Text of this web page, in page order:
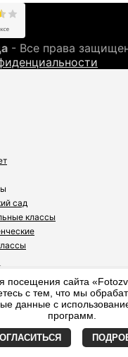
- Все права
сад
классы
сад
сад
посещения сайта
с тем, что мы
данные с
программ.